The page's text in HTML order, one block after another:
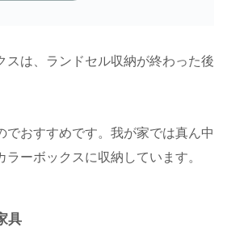
スは、ランドセル収納が終わった後
でおすすめです。我が家では真ん中
ーボックスに収納しています。
具